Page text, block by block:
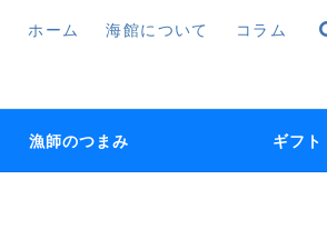
ホーム 海館について コラム
漁師のつまみ ギフト